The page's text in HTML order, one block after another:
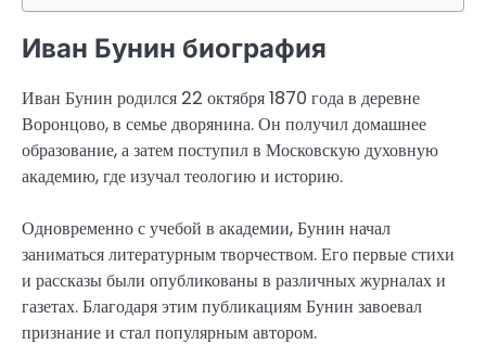
Иван Бунин биография
Иван Бунин родился 22 октября 1870 года в деревне
Воронцово, в семье дворянина. Он получил домашнее
образование, а затем поступил в Московскую духовную
академию, где изучал теологию и историю.
Одновременно с учебой в академии, Бунин начал
заниматься литературным творчеством. Его первые стихи
и рассказы были опубликованы в различных журналах и
газетах. Благодаря этим публикациям Бунин завоевал
признание и стал популярным автором.